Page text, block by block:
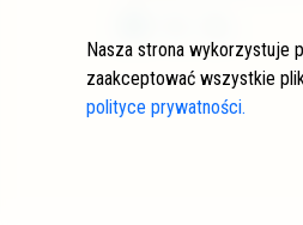
Nasza strona wykorzystuje
zaakceptować wszystkie
polityce prywatności.